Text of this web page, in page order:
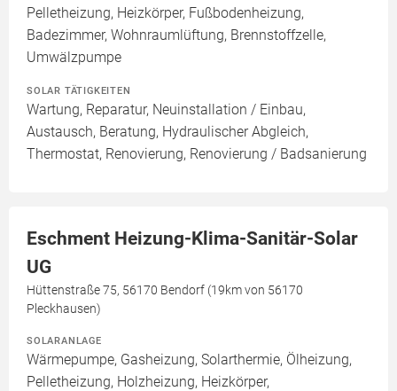
Pelletheizung, Heizkörper, Fußbodenheizung,
Badezimmer, Wohnraumlüftung, Brennstoffzelle,
Umwälzpumpe
SOLAR TÄTIGKEITEN
Wartung, Reparatur, Neuinstallation / Einbau,
Austausch, Beratung, Hydraulischer Abgleich,
Thermostat, Renovierung, Renovierung / Badsanierung
Eschment Heizung-Klima-Sanitär-Solar
UG
Hüttenstraße 75, 56170 Bendorf (19km von 56170
Pleckhausen)
SOLARANLAGE
Wärmepumpe, Gasheizung, Solarthermie, Ölheizung,
Pelletheizung, Holzheizung, Heizkörper,